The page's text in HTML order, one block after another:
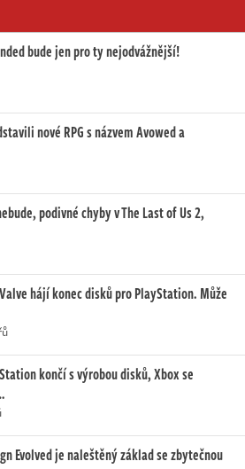
bude jen pro ty nejodvážnější!
nové RPG s názvem Avowed a
podivné chyby v The Last of Us 2,
hájí konec disků pro PlayStation. Může
končí s výrobou disků, Xbox se
Evolved je naleštěný základ se zbytečnou